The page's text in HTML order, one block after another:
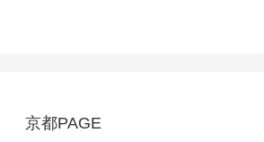
京都PAGE